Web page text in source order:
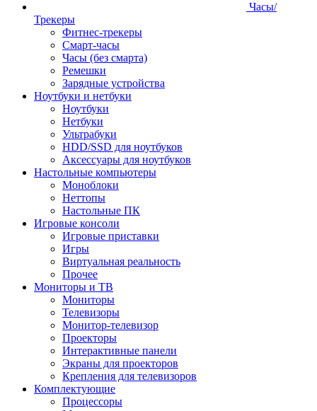
Часы/
Трекеры
Фитнес-трекеры
Смарт-часы
Часы (без смарта)
Ремешки
Зарядные устройства
Ноутбуки и нетбуки
Ноутбуки
Нетбуки
Ультрабуки
HDD/SSD для ноутбуков
Аксессуары для ноутбуков
Настольные компьютеры
Моноблоки
Неттопы
Настольные ПК
Игровые консоли
Игровые приставки
Игры
Виртуальная реальность
Прочее
Мониторы и ТВ
Мониторы
Телевизоры
Монитор-телевизор
Проекторы
Интерактивные панели
Экраны для проекторов
Крепления для телевизоров
Комплектующие
Процессоры